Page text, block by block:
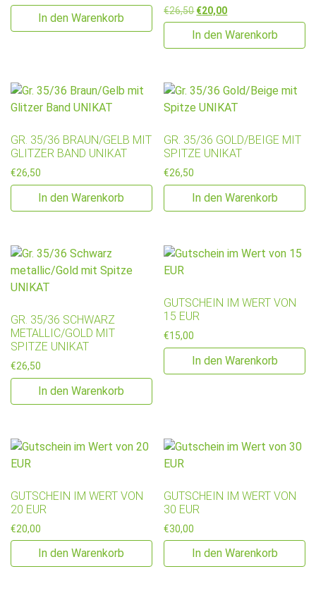
In den Warenkorb
€26,50 Ursprünglicher Preis war:
€20,00Aktueller Preis ist:
In den Warenkorb
GR. 35/36 BRAUN/GELB MIT
GLITZER BAND UNIKAT
€26,50
In den Warenkorb
GR. 35/36 GOLD/BEIGE MIT
SPITZE UNIKAT
€26,50
In den Warenkorb
GR. 35/36 SCHWARZ
METALLIC/GOLD MIT
SPITZE UNIKAT
€26,50
In den Warenkorb
GUTSCHEIN IM WERT VON
15 EUR
€15,00
In den Warenkorb
GUTSCHEIN IM WERT VON
20 EUR
€20,00
In den Warenkorb
GUTSCHEIN IM WERT VON
30 EUR
€30,00
In den Warenkorb